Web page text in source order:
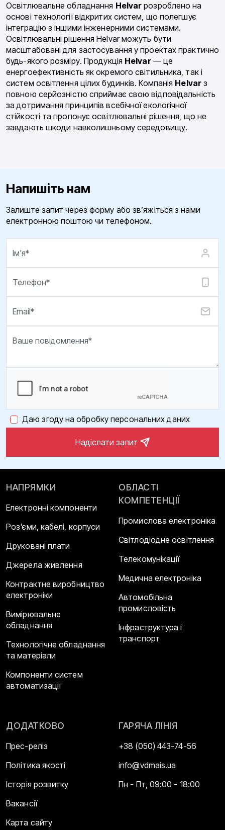
Освітлювальне обладнання Helvar розроблено на
основі технології відкритих систем, що полегшує
інтеграцію з іншими інженерними системами.
Освітлювальні рішення Helvar можуть бути
масштабовані для застосування у проектах практично
будь-якого розміру. Продукція Helvar— це
енергоефективність як окремого світильника, так і
систем освітлення цілих будинків. Компанія Helvarз
повною серйозністю сприймає свою відповідальність
за дотримання принципів всебічної екологічної
стійкості та пропонує освітлювальні рішення, що не
завдають шкоди навколишньому середовищу.
Напишіть нам
Залиште запит через форму або зв’яжіться з нами
електронною поштою чи телефоном.
Даю згоду на обробку персональних даних
Надіслати запит
НАПРЯМКИ
Електронні компоненти
Роз'єми, кабелі, корпуси
Друковані плати
Джерела живлення
Контрактне виробництво
електроніки
Вимірювальне
обладнання
Технологічне обладнання
та матеріали
Компоненти систем
автоматизації
ОБЛАСТІ
КОМПЕТЕНЦІЇ
Промислова електроніка
Світлодіодне освітлення
Телекомунікації
Медична електроніка
Автомобільна
промисловість
Інфраструктура і
транспорт
ДОДАТКОВО
Прес-реліз
Політика якості
Історія розвитку
Вакансії
Карта сайту
ГАРЯЧА ЛІНІЯ
+38 (050) 443-74-56
info@vdmais.ua
Пн - Пт, 09:00 - 18:00